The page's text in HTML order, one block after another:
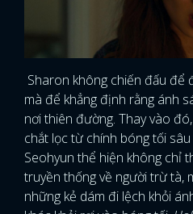
Sharon không chiến đấu để
mà để khẳng định rằng ánh
nơi thiên đường. Thay vào
chắt lọc từ chính bóng tối
Seohyun thể hiện không chỉ
truyền thống về người trừ tà,
những kẻ dám đi lệch khỏi